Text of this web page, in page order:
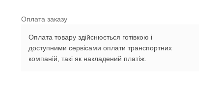
Оплата заказу
Оплата товару здійснюється готівкою і
доступними сервісами оплати транспортних
компаній, такі як накладений платіж.